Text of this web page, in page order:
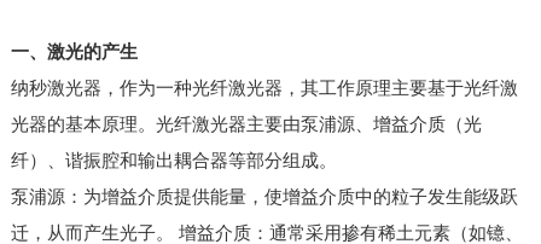
一、激光的产生
纳秒激光器，作为一种光纤激光器，其工作原理主要基于光纤激
光器的基本原理。光纤激光器主要由泵浦源、增益介质（光
纤）、谐振腔和输出耦合器等部分组成。
泵浦源：为增益介质提供能量，使增益介质中的粒子发生能级跃
迁，从而产生光子。 增益介质：通常采用掺有稀土元素（如镱、